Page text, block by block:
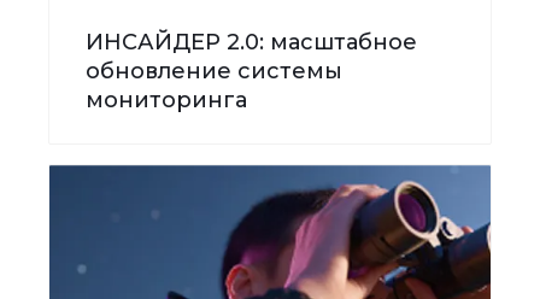
ИНСАЙДЕР 2.0: масштабное
обновление системы
мониторинга